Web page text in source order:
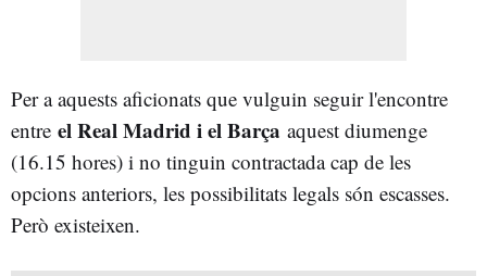
Per a aquests aficionats que vulguin seguir l'encontre
entre el Real Madrid i el Barça aquest diumenge
(16.15 hores) i no tinguin contractada cap de les
opcions anteriors, les possibilitats legals són escasses.
Però existeixen.